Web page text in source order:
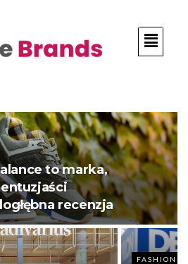
to marka,
recenzja
FASHION-